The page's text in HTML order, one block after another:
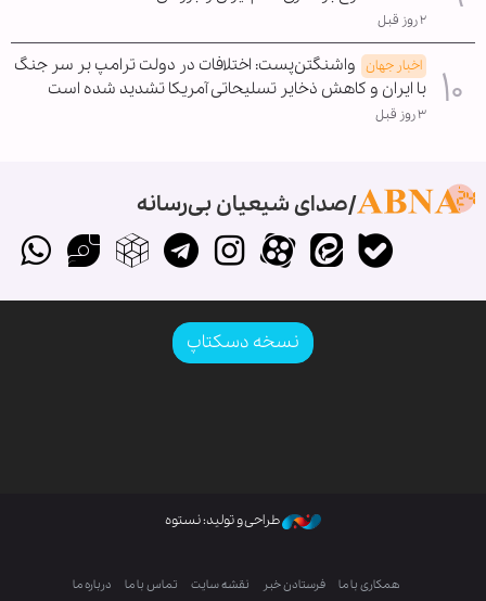
۲ روز قبل
اخبار جهان واشنگتن‌پست: اختلافات در دولت ترامپ بر سر جنگ
با ایران و کاهش ذخایر تسلیحاتی آمریکا تشدید شده است
۳ روز قبل
صدای شیعیان بی‌رسانه
نسخه دسکتاپ
طراحی و تولید: نستوه
همکاری با ما فرستادن خبر نقشه سایت تماس با ما درباره ما